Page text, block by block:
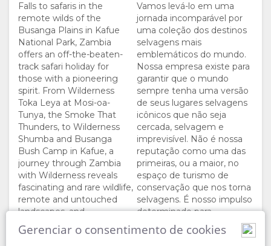
INSTALAÇÕES
VÍDEOS
BAIXAR
VÍDEOS
DIVIRTA-
SE
ATIVIDADES
MAPA
LOCALIZAÇÃO
CONTATO
Falls to safaris in the
remote wilds of the
Busanga Plains in Kafue
National Park, Zambia
offers an off-the-beaten-
track safari holiday for
those with a pioneering
spirit. From Wilderness
Toka Leya at Mosi-oa-
Tunya, the Smoke That
Thunders, to Wilderness
Shumba and Busanga
Bush Camp in Kafue, a
journey through Zambia
with Wilderness reveals
fascinating and rare wildlife,
remote and untouched
landscapes, and
unforgettable adventure.
Vamos levá-lo em uma
jornada incomparável por
uma coleção dos destinos
selvagens mais
emblemáticos do mundo.
Nossa empresa existe para
garantir que o mundo
sempre tenha uma versão
de seus lugares selvagens
icônicos que não seja
cercada, selvagem e
imprevisível. Não é nossa
reputação como uma das
primeiras, ou a maior, no
espaço de turismo de
conservação que nos torna
selvagens. É nosso impulso
determinado para
continuar. Para continuar
protegendo, explorando e
Gerenciar o consentimento de cookies